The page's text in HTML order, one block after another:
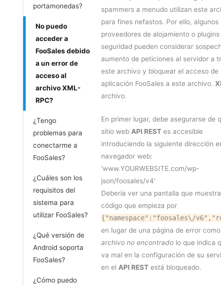
portamonedas?
No puedo
acceder a
FooSales debido
a un error de
acceso al
archivo XML-
RPC?
¿Tengo
problemas para
conectarme a
FooSales?
¿Cuáles son los
requisitos del
sistema para
utilizar FooSales?
¿Qué versión de
Android soporta
FooSales?
¿Cómo puedo
spammers a menudo utilizan este
para fines nefastos. Por ello, algunos
proveedores de alojamiento o plugins
seguridad pueden considerar
aumento de peticiones al servidor a
este archivo y bloquear el acceso de
aplicación FooSales a este archivo.
archivo.
En primer lugar, debe asegurarse de
sitio web API REST es accesible
introduciendo la siguiente dirección
navegador web:
'www.YOURWEBSITE.com/wp-
json/foosales/v4'
Debería ver una pantalla que
código que empieza por
{"namespace":"foosales\/
en lugar de una página de error
archivo no encontrado lo que indica
va mal en la configuración de su
en el API REST está bloqueado.